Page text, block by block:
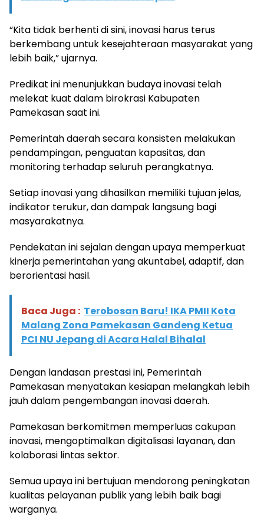
“Kita tidak berhenti di sini, inovasi harus terus
berkembang untuk kesejahteraan masyarakat yang
lebih baik,” ujarnya.
Predikat ini menunjukkan budaya inovasi telah
melekat kuat dalam birokrasi Kabupaten
Pamekasan saat ini.
Pemerintah daerah secara konsisten melakukan
pendampingan, penguatan kapasitas, dan
monitoring terhadap seluruh perangkatnya.
Setiap inovasi yang dihasilkan memiliki tujuan jelas,
indikator terukur, dan dampak langsung bagi
masyarakatnya.
Pendekatan ini sejalan dengan upaya memperkuat
kinerja pemerintahan yang akuntabel, adaptif, dan
berorientasi hasil.
Baca Juga : Terobosan Baru! IKA PMII Kota
Malang Zona Pamekasan Gandeng Ketua
PCI NU Jepang di Acara Halal Bihalal
Dengan landasan prestasi ini, Pemerintah
Pamekasan menyatakan kesiapan melangkah lebih
jauh dalam pengembangan inovasi daerah.
Pamekasan berkomitmen memperluas cakupan
inovasi, mengoptimalkan digitalisasi layanan, dan
kolaborasi lintas sektor.
Semua upaya ini bertujuan mendorong peningkatan
kualitas pelayanan publik yang lebih baik bagi
warganya.